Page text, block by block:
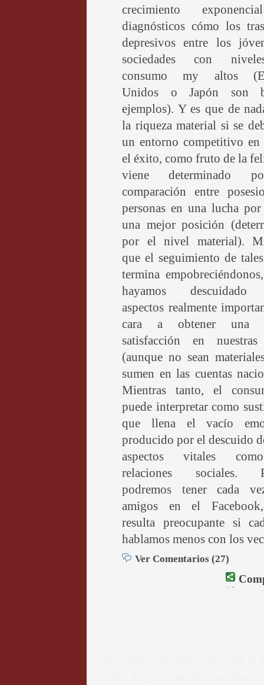
crecimiento
diagnósticos cómo los
depresivos entre los
sociedades con
consumo my altos
Unidos o Japón son
ejemplos). Y es que de
la riqueza material si se
un entorno competitivo en
el éxito, como fruto de la
viene determinado
comparación entre
personas en una lucha
una mejor posición
por el nivel material).
que el seguimiento de
termina
hayamos descuidado
aspectos realmente
cara a obtener una
satisfacción en
(aunque no sean
sumen en las cuentas
Mientras tanto, el
puede interpretar como
que llena el vacío
producido por el descuido
aspectos vitales
relaciones sociales.
podremos tener cada
amigos en el
resulta preocupante si
hablamos menos con los
Ver Comentarios (27)